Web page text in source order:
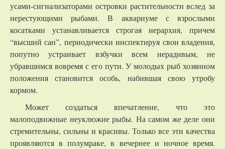
усами-сигнализаторами островки растительности вслед за
нерестующими рыбами. В аквариуме с взрослыми
косатками устанавливается строгая иерархия, причем
“высший сан”, периодически инспектируя свои владения,
попутно устраивает взбучки всем нерадивым, не
убравшимся вовремя с его пути. У молодых рыб хозяином
положения становится особь, набившая свою утробу
кормом.
Может создаться впечатление, что это
малоподвижные неуклюжие рыбы. На самом же деле они
стремительны, сильны и красивы. Только все эти качества
проявляются в полумраке, в вечернее и ночное время.